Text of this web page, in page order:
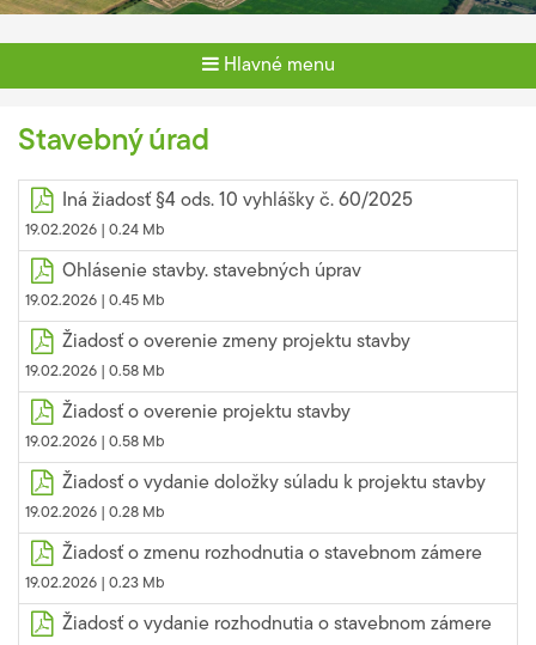
Hlavné menu
Stavebný úrad
Iná žiadosť §4 ods. 10 vyhlášky č. 60/2025
19.02.2026 | 0.24 Mb
Ohlásenie stavby. stavebných úprav
19.02.2026 | 0.45 Mb
Žiadosť o overenie zmeny projektu stavby
19.02.2026 | 0.58 Mb
Žiadosť o overenie projektu stavby
19.02.2026 | 0.58 Mb
Žiadosť o vydanie doložky súladu k projektu stavby
19.02.2026 | 0.28 Mb
Žiadosť o zmenu rozhodnutia o stavebnom zámere
19.02.2026 | 0.23 Mb
Žiadosť o vydanie rozhodnutia o stavebnom zámere